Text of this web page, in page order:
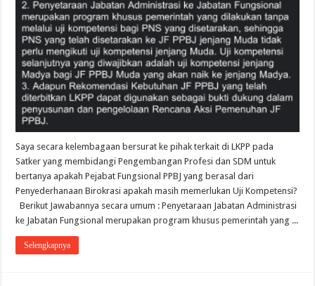
Saya secara kelembagaan bersurat ke pihak terkait di LKPP pada
Satker yang membidangi Pengembangan Profesi dan SDM untuk
bertanya apakah Pejabat Fungsional PPBJ yang berasal dari
Penyederhanaan Birokrasi apakah masih memerlukan Uji Kompetensi?
Berikut Jawabannya secara umum : Penyetaraan Jabatan Administrasi
ke Jabatan Fungsional merupakan program khusus pemerintah yang ...
Selengkapnya